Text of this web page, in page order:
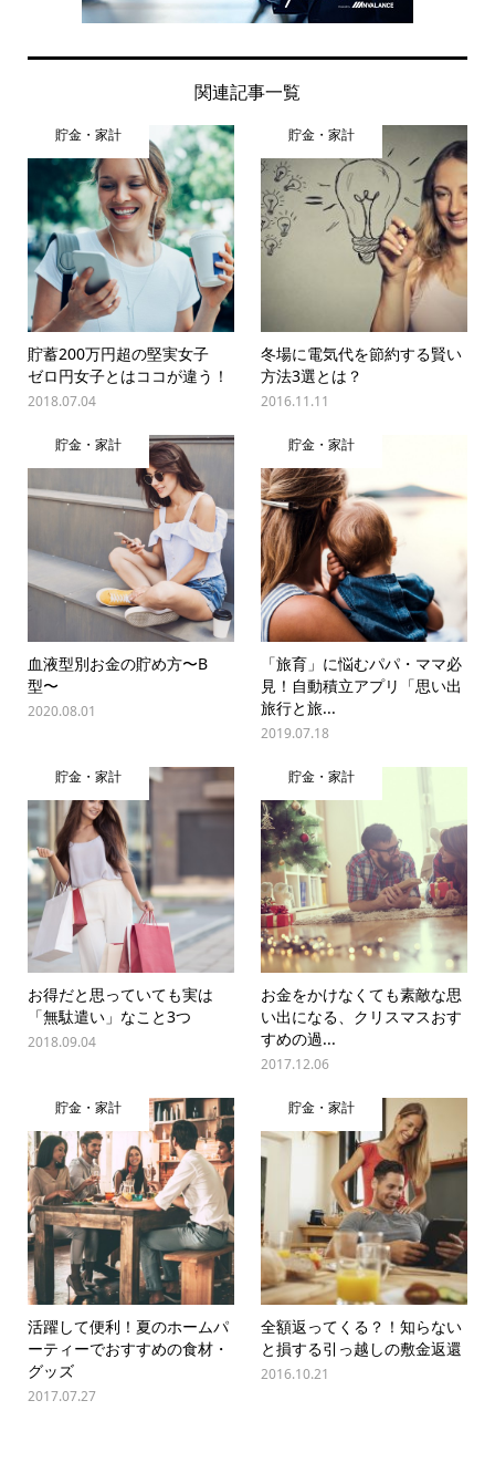
関連記事一覧
貯金・家計
貯蓄200万円超の堅実女子
ゼロ円女子とはココが違う！
2018.07.04
貯金・家計
冬場に電気代を節約する賢い
方法3選とは？
2016.11.11
貯金・家計
血液型別お金の貯め方〜B
型〜
2020.08.01
貯金・家計
「旅育」に悩むパパ・ママ必
見！自動積立アプリ「思い出
旅行と旅...
2019.07.18
貯金・家計
お得だと思っていても実は
「無駄遣い」なこと3つ
2018.09.04
貯金・家計
お金をかけなくても素敵な思
い出になる、クリスマスおす
すめの過...
2017.12.06
貯金・家計
活躍して便利！夏のホームパ
ーティーでおすすめの食材・
グッズ
2017.07.27
貯金・家計
全額返ってくる？！知らない
と損する引っ越しの敷金返還
2016.10.21